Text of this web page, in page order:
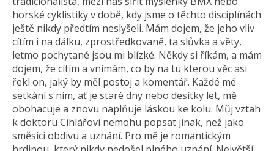
horské cyklistiky v době, kdy jsme o těchto disciplínách
ještě nikdy předtím neslyšeli. Mám dojem, že jeho vliv
cítím i na dálku, zprostředkovaně, ta slůvka a věty,
letmo pochytané jsou mi blízké. Někdy si říkám, a mám
dojem, že cítím a vnímám, co by na tu kterou věc asi
řekl on, jaký by měl postoj a komentář. Každé mé
setkání s ním, ať je staré dny nebo desítky let, mě
obohacuje a znovu naplňuje láskou ke kolu. Můj vztah
k doktoru Cihlářovi nemohu popsat jinak, než jako
směsici obdivu a uznání. Pro mě je romantickým